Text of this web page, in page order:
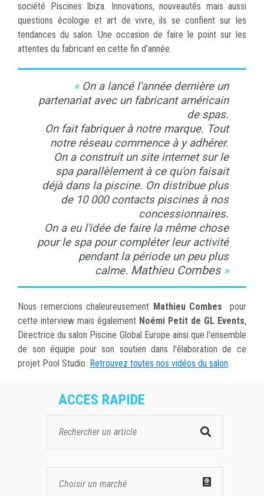
société Piscines Ibiza. Innovations, nouveautés mais aussi
questions écologie et art de vivre, ils se confient sur les
tendances du salon. Une occasion de faire le point sur les
attentes du fabricant en cette fin d'année.
On a lancé l'année dernière un
partenariat avec un fabricant américain
de spas.
On fait fabriquer à notre marque. Tout
notre réseau commence à y adhérer.
On a construit un site internet sur le
spa parallèlement à ce qu'on faisait
déjà dans la piscine. On distribue plus
de 10 000 contacts piscines à nos
concessionnaires.
On a eu l'idée de faire la même chose
pour le spa pour compléter leur activité
pendant la période un peu plus
calme. Mathieu Combes
Nous remercions chaleureusement Mathieu Combes pour
cette interview mais également Noémi Petit de GL Events,
Directrice du salon Piscine Global Europe ainsi que l'ensemble
de son équipe pour son soutien dans l'élaboration de ce
projet Pool Studio. Retrouvez toutes nos vidéos du salon.
ACCES RAPIDE
Choisir un marché